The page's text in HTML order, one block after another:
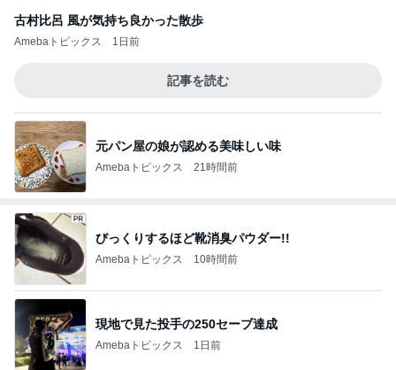
古村比呂 風が気持ち良かった散歩
Amebaトピックス 1日前
記事を読む
元パン屋の娘が認める美味しい味
Amebaトピックス 21時間前
びっくりするほど靴消臭パウダー!!
Amebaトピックス 10時間前
現地で見た投手の250セーブ達成
Amebaトピックス 1日前